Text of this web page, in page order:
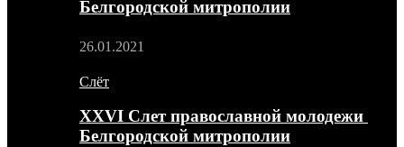
Белгородской митрополии
26.01.2021
Слёт
XXVI Слет православной молодежи
Белгородской митрополии